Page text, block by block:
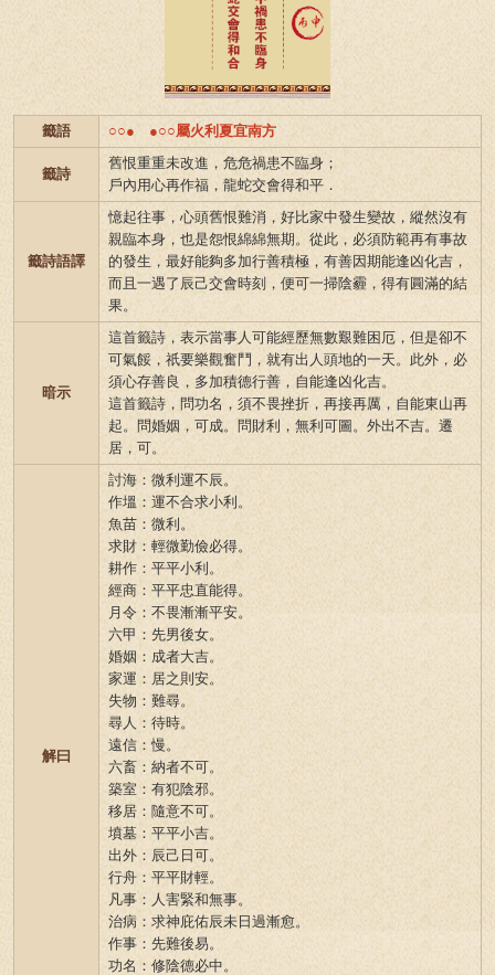
籤語 ○○● ●○○屬火利夏宜南方
籤詩
舊恨重重未改進，危危禍患不臨身；
戶內用心再作福，龍蛇交會得和平．
籤詩語譯
憶起往事，心頭舊恨難消，好比家中發生變故，縱然沒有
親臨本身，也是怨恨綿綿無期。從此，必須防範再有事故
的發生，最好能夠多加行善積極，有善因期能逢凶化吉，
而且一遇了辰己交會時刻，便可一掃陰霾，得有圓滿的結
果。
暗示
這首籤詩，表示當事人可能經歷無數艱難困厄，但是卻不
可氣餒，祇要樂觀奮鬥，就有出人頭地的一天。此外，必
須心存善良，多加積德行善，自能逢凶化吉。
這首籤詩，問功名，須不畏挫折，再接再厲，自能東山再
起。問婚姻，可成。問財利，無利可圖。外出不吉。遷
居，可。
解曰
討海：微利運不辰。
作塭：運不合求小利。
魚苗：微利。
求財：輕微勤儉必得。
耕作：平平小利。
經商：平平忠直能得。
月令：不畏漸漸平安。
六甲：先男後女。
婚姻：成者大吉。
家運：居之則安。
失物：難尋。
尋人：待時。
遠信：慢。
六畜：納者不可。
築室：有犯陰邪。
移居：隨意不可。
墳墓：平平小吉。
出外：辰己日可。
行舟：平平財輕。
凡事：人害緊和無事。
治病：求神庇佑辰未日過漸愈。
作事：先難後易。
功名：修陰德必中。